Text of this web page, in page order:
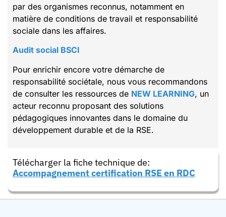
par des organismes reconnus, notamment en
matière de conditions de travail et responsabilité
sociale dans les affaires.
Audit social BSCI
Pour enrichir encore votre démarche de
responsabilité sociétale, nous vous recommandons
de consulter les ressources de NEW LEARNING, un
acteur reconnu proposant des solutions
pédagogiques innovantes dans le domaine du
développement durable et de la RSE.
Télécharger la fiche technique de:
Accompagnement certification RSE en RDC